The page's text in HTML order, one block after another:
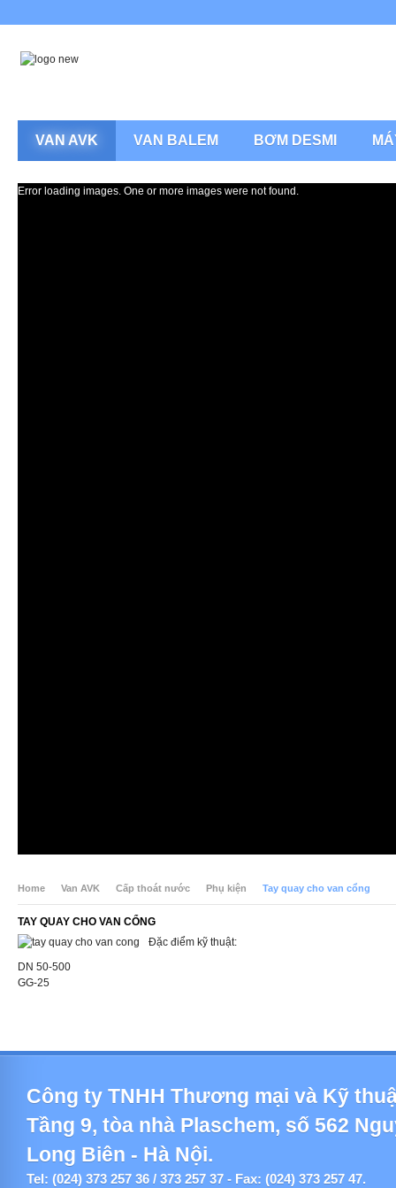
VAN AVK VAN BALEM BƠM DESMI
Error loading images. One or more images were not found.
Home Van AVK Cấp thoát nước Phụ kiện Tay quay cho van cổng
TAY QUAY CHO VAN CỔNG
Đặc điểm kỹ thuật:
DN 50-500
GG-25
Công ty TNHH Thương mại và Kỹ
Tầng 9, tòa nhà Plaschem, số 562
Long Biên - Hà Nội.
Tel: (024) 373 257 36 / 373 257 37 - Fax: (024) 373 257 47.